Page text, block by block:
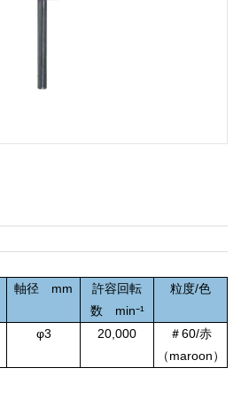
軸径 mm
許容回転
数 min⁻¹
粒度/色
φ3 20,000
＃60/赤
（maroon）